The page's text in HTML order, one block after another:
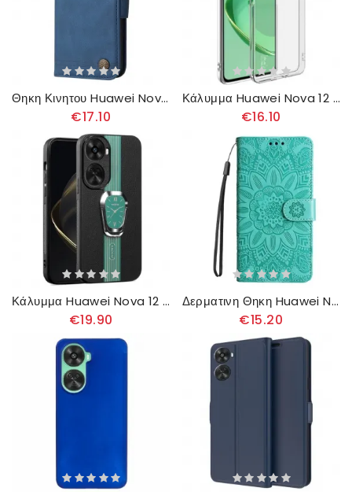
Θηκη Κινητου Huawei Nova 12 Se Θήκες Κινητών Πριτσίνι Και Λουρί
€17.10
Κάλυμμα Huawei Nova 12 Se Σειρά Ux-5 Imak
€16.10
Κάλυμμα Huawei Nova 12 Se Ρολόι Kadem Σιλικόνης
€19.90
Δερματινη Θηκη Huawei Nova 12 Se Μάνταλα Με Λουράκι
€15.20